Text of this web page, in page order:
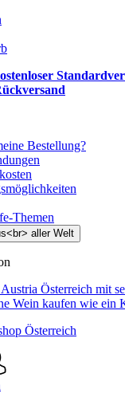
Bestellung?
Themen
Österreich mit
Wein kaufen wie ein